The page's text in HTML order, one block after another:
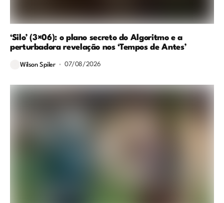
‘Silo’ (3×06): o plano secreto do Algoritmo e a
perturbadora revelação nos ‘Tempos de Antes’
Wilson Spiler 07/08/2026